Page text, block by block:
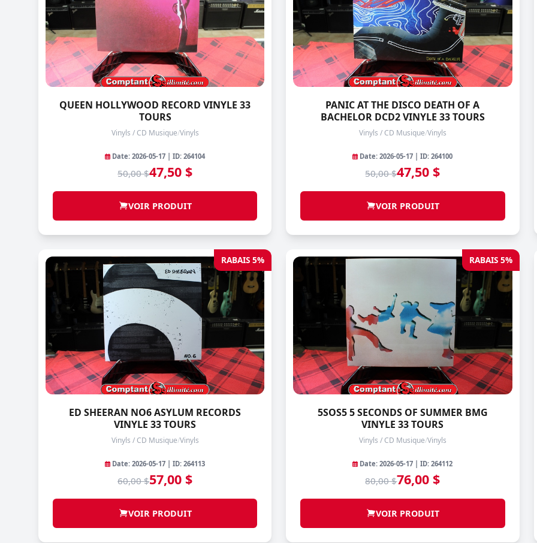
QUEEN HOLLYWOOD RECORD VINYLE 33
TOURS
Vinyls / CD Musique/Vinyls
Date: 2026-05-17 | ID: 264104
50,00 $47,50 $
VOIR PRODUIT
PANIC AT THE DISCO DEATH OF A
BACHELOR DCD2 VINYLE 33 TOURS
Vinyls / CD Musique/Vinyls
Date: 2026-05-17 | ID: 264100
50,00 $47,50 $
VOIR PRODUIT
RABAIS 5%
ED SHEERAN NO6 ASYLUM RECORDS
VINYLE 33 TOURS
Vinyls / CD Musique/Vinyls
Date: 2026-05-17 | ID: 264113
60,00 $57,00 $
VOIR PRODUIT
RABAIS 5%
5SOS5 5 SECONDS OF SUMMER BMG
VINYLE 33 TOURS
Vinyls / CD Musique/Vinyls
Date: 2026-05-17 | ID: 264112
80,00 $76,00 $
VOIR PRODUIT